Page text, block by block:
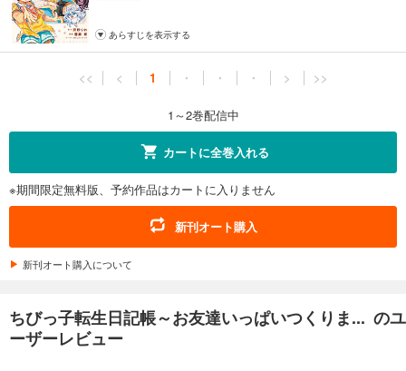
あらすじを表示する
<< < 1 ・ ・ ・ > >>
1～2巻配信中
カートに全巻入れる
※期間限定無料版、予約作品はカートに入りません
新刊オート購入
新刊オート購入について
ちびっ子転生日記帳～お友達いっぱいつくりま... のユ
ーザーレビュー